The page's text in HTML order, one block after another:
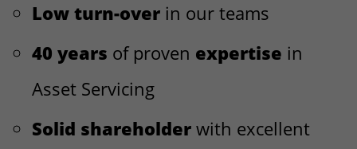
Low turn-over in our teams
40 years of proven expertise in
Asset Servicing
Solid shareholder with excellent